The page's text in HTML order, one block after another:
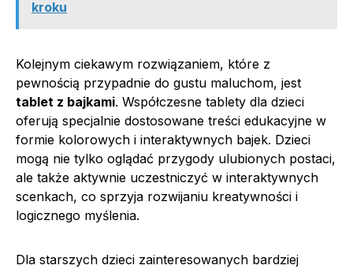
kroku
Kolejnym ciekawym rozwiązaniem, które z
pewnością przypadnie do gustu maluchom, jest
tablet z bajkami. Współczesne tablety dla dzieci
oferują specjalnie dostosowane treści edukacyjne w
formie kolorowych i interaktywnych bajek. Dzieci
mogą nie tylko oglądać przygody ulubionych postaci,
ale także aktywnie uczestniczyć w interaktywnych
scenkach, co sprzyja rozwijaniu kreatywności i
logicznego myślenia.
Dla starszych dzieci zainteresowanych bardziej